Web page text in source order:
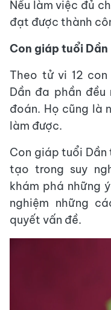
Nếu làm việc đủ
đạt được thành
Con giáp tuổi Dần
Theo tử vi 12
Dần đa phần
đoán. Họ cũng là
làm được.
Con giáp tuổi
tạo trong suy
khám phá những
nghiệm những
quyết vấn đề.